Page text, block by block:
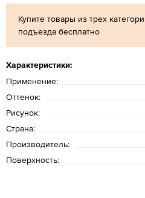
Купите товары из трех
подъезда бесплатно
Характеристики:
Применение:
Оттенок:
Рисунок:
Страна:
Производитель:
Поверхность: